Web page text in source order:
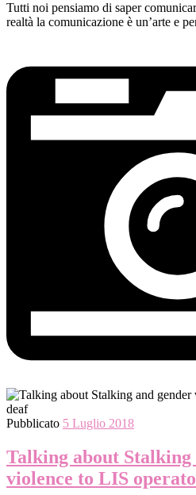
Tutti noi pensiamo di saper
realtà la comunicazione è un’arte e
Pubblicato 5 Luglio 2018
Talking about Stalking
violence to LIS